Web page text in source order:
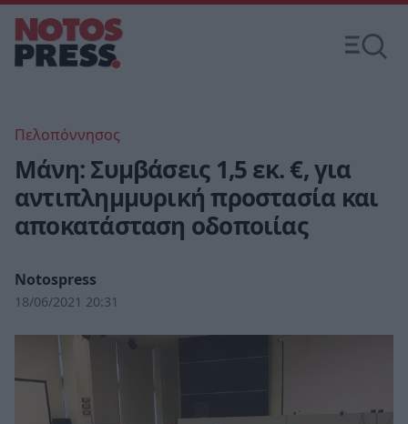
Πελοπόννησος
Μάνη: Συμβάσεις 1,5 εκ. €, για
αντιπλημμυρική προστασία και
αποκατάσταση οδοποιίας
Notospress
18/06/2021 20:31